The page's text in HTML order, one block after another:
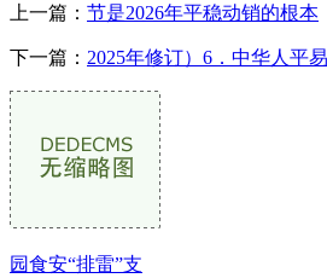
上一篇： 节是2026年平稳动销的根本
下一篇： 2025年修订）6．中华人平
园食安“排雷”支